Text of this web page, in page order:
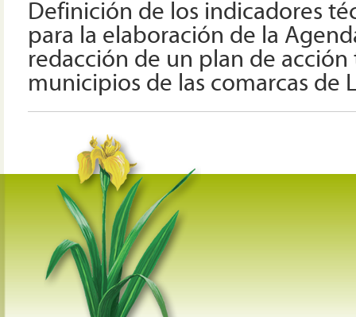
Definición de los indicadores
para la elaboración de la
redacción de un plan de
municipios de las comarcas de